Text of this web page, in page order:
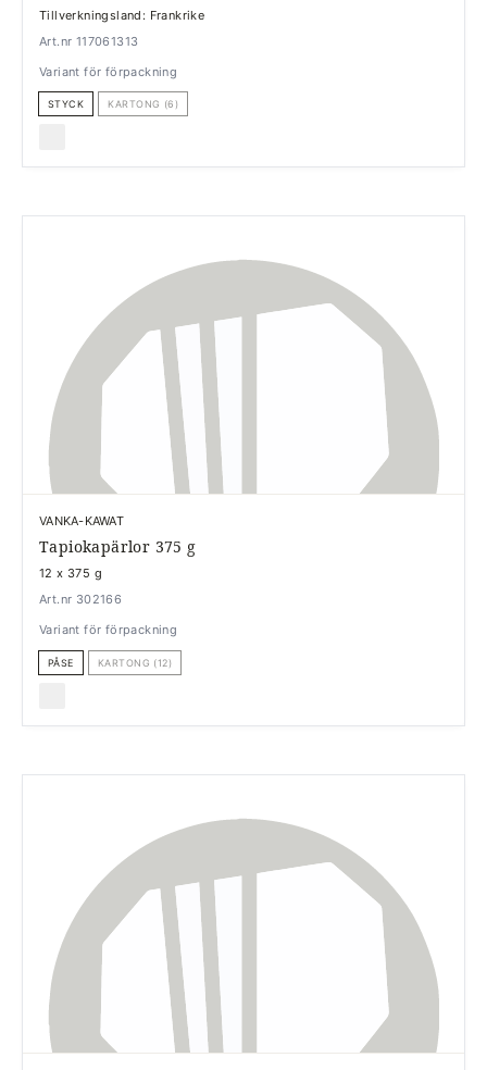
Tillverkningsland: Frankrike
Art.nr 117061313
Variant för förpackning
STYCK KARTONG (6)
VANKA-KAWAT
Tapiokapärlor 375 g
12 x 375 g
Art.nr 302166
Variant för förpackning
PÅSE KARTONG (12)